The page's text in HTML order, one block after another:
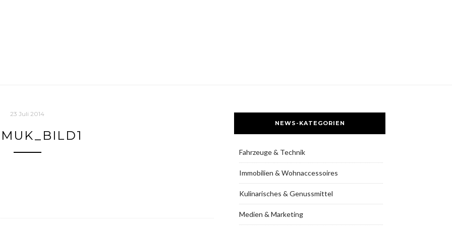
23 Juli 2014
NEWS-KATEGORIEN
Fahrzeuge & Technik
Immobilien & Wohnaccessoires
Kulinarisches & Genussmittel
Medien & Marketing